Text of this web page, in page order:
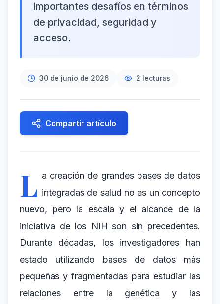
importantes desafíos en términos
de privacidad, seguridad y
acceso.
30 de junio de 2026 2 lecturas
Compartir artículo
L a creación de grandes bases de datos
integradas de salud no es un concepto
nuevo, pero la escala y el alcance de la
iniciativa de los NIH son sin precedentes.
Durante décadas, los investigadores han
estado utilizando bases de datos más
pequeñas y fragmentadas para estudiar las
relaciones entre la genética y las